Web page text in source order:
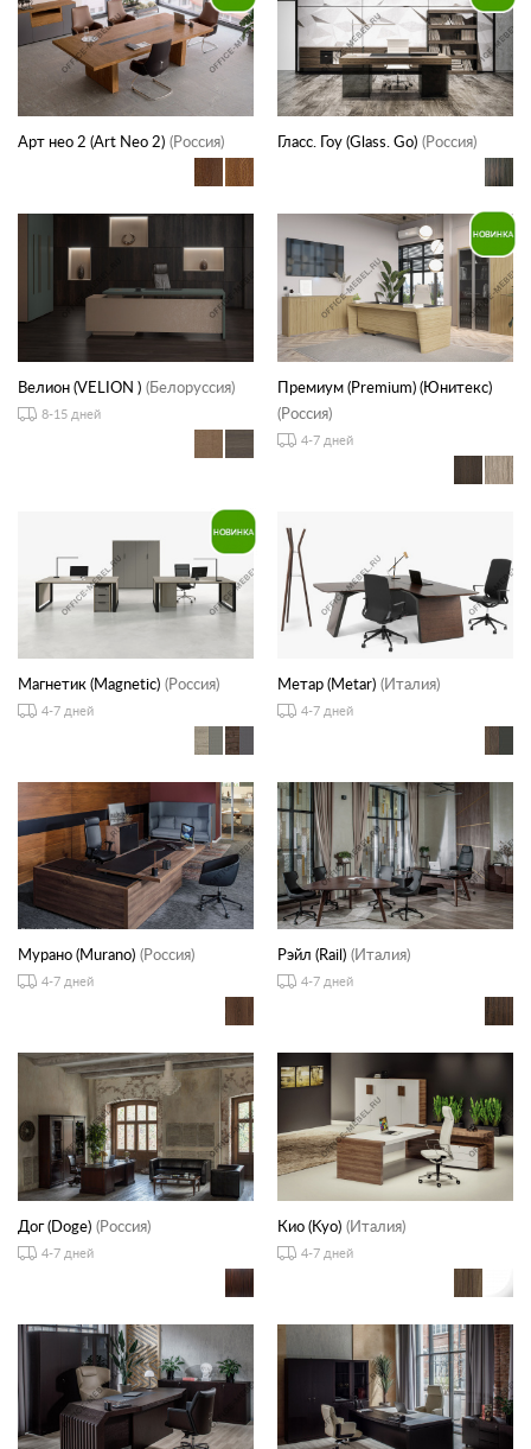
Арт нео 2 (Art Neo 2) (Россия) Гласс. Гоу (Glass. Go) (Россия)
Велион (VELION ) (Белоруссия)
8-15 дней
Премиум (Premium) (Юнитекс)
(Россия)
4-7 дней
Магнетик (Magnetic) (Россия)
4-7 дней
Метар (Metar) (Италия)
4-7 дней
Мурано (Murano) (Россия)
4-7 дней
Рэйл (Rail) (Италия)
4-7 дней
Дог (Doge) (Россия)
4-7 дней
Кио (Kyo) (Италия)
4-7 дней